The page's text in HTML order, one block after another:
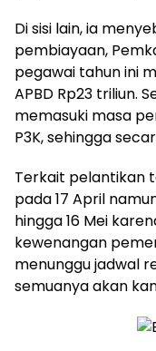
Di sisi lain, ia
pembiayaan,
pegawai tahun ini
APBD Rp23 triliun.
memasuki masa
P3K, sehingga
Terkait pelantikan
pada 17 April
hingga 16 Mei
kewenangan
menunggu jadwal
semuanya akan